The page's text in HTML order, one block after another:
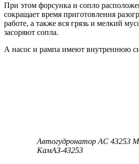
При этом форсунка и сопло
сокращает время приготовления
работе, а также вся грязь и мелкий
засоряют сопла.
А насос и рампа имеют внутреннюю
Автогудронатор АС 43253
КамАЗ-43253